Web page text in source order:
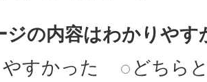
ジの内容はわかりやす
すかった
どちら